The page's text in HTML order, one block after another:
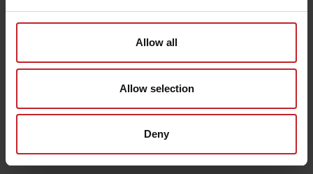
Allow all
Allow selection
Deny
I vissa marknader erbjuder vi Swish och-/ eller
fakturabetalning. Vid val av faktura tillkommer en
administrativ avgift: 25 kr.
Nu har du somföretagmöjlighet att beställa som
företagskund.
När du kommer till kassan väljer du, ”Företagskund”,
övriga uppgifter. Du kan sedan välja mellan att betala